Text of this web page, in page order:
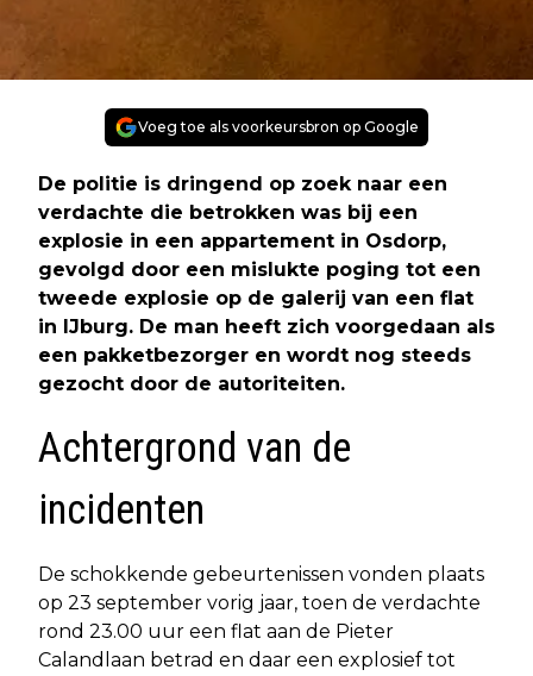
Voeg toe als voorkeursbron op Google
De politie is dringend op zoek naar een
verdachte die betrokken was bij een
explosie in een appartement in Osdorp,
gevolgd door een mislukte poging tot een
tweede explosie op de galerij van een flat
in IJburg. De man heeft zich voorgedaan als
een pakketbezorger en wordt nog steeds
gezocht door de autoriteiten.
Achtergrond van de
incidenten
De schokkende gebeurtenissen vonden plaats
op 23 september vorig jaar, toen de verdachte
rond 23.00 uur een flat aan de Pieter
Calandlaan betrad en daar een explosief tot